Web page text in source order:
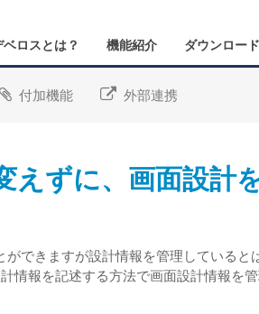
ベロスとは？ 機能紹介 ダウンロード
付加機能 外部連携
えずに、画面設計
できますが設計情報を管理していると
情報を記述する方法で画面設計情報を管